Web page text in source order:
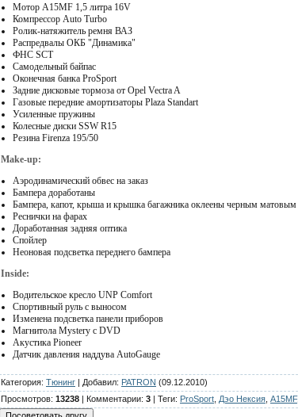
Мотор A15MF 1,5 литра 16V
Компрессор Auto Turbo
Ролик-натяжитель ремня ВАЗ
Распредвалы ОКБ "Динамика"
ФНС SCT
Самодельный байпас
Оконечная банка ProSport
Задние дисковые тормоза от Opel Vectra A
Газовые передние амортизаторы Plaza Standart
Усиленные пружины
Колесные диски SSW R15
Резина Firenza 195/50
Make-up:
Аэродинамический обвес на заказ
Бампера доработаны
Бампера, капот, крыша и крышка багажника оклеены черным
Реснички на фарах
Доработанная задняя оптика
Спойлер
Неоновая подсветка переднего бампера
Inside:
Водительское кресло UNP Comfort
Спортивный руль с выносом
Изменена подсветка панели приборов
Магнитола Mystery с DVD
Акустика Pioneer
Датчик давления наддува AutoGauge
Категория: Тюнинг | Добавил: PATRON (09.12.2010)
Просмотров: 13238 | Комментарии: 3 | Теги: ProSport Дэо Нексия A15MF,